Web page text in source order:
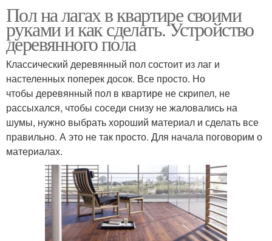
Пол на лагах в квартире своими
руками и как сделать. Устройство
деревянного пола
Классический деревянный пол состоит из лаг и
настеленных поперек досок. Все просто. Но
чтобы деревянный пол в квартире не скрипел, не
рассыхался, чтобы соседи снизу не жаловались на
шумы, нужно выбрать хороший материал и сделать все
правильно. А это не так просто. Для начала поговорим о
материалах.